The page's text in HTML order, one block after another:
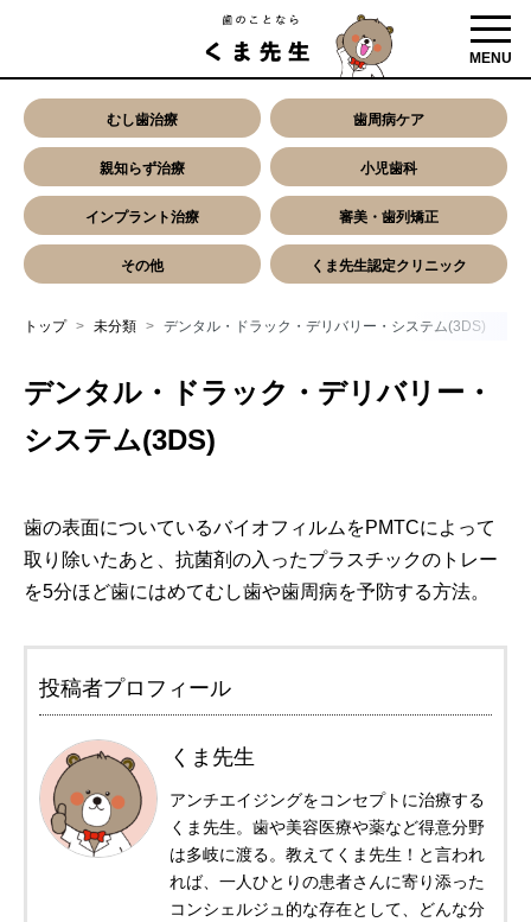
MENU
むし歯治療 歯周病ケア
親知らず治療 小児歯科
インプラント治療 審美・歯列矯正
その他 くま先生認定クリニック
トップ 未分類 デンタル・ドラック・デリバリー・システム(3DS)
デンタル・ドラック・デリバリー・
システム(3DS)
歯の表面についているバイオフィルムをPMTCによって
取り除いたあと、抗菌剤の入ったプラスチックのトレー
を5分ほど歯にはめてむし歯や歯周病を予防する方法。
投稿者プロフィール
くま先生
アンチエイジングをコンセプトに治療する
くま先生。歯や美容医療や薬など得意分野
は多岐に渡る。教えてくま先生！と言われ
れば、一人ひとりの患者さんに寄り添った
コンシェルジュ的な存在として、どんな分